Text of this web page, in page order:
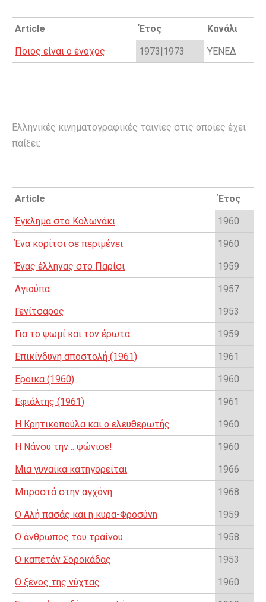
Article Έτος
Κανάλι
Ποιος είναι ο ένοχος
1973|1973 ΥΕΝΕΔ
Ελληνικές κινηματογραφικές ταινίες στις οποίες έχει
παίξει:
Article
Έτος
Έγκλημα στο Κολωνάκι
1960
Ένα κορίτσι σε περιμένει
1960
Ένας έλληνας στο Παρίσι
1959
Αγιούπα
1957
Γενίτσαρος
1953
Για το ψωμί και τον έρωτα
1959
Επικίνδυνη αποστολή (1961)
1961
Ερόικα (1960)
1960
Εφιάλτης (1961)
1961
Η Κρητικοπούλα και ο ελευθερωτής
1960
Η Νάνσυ την… ψώνισε!
1960
Μια γυναίκα κατηγορείται
1966
Μπροστά στην αγχόνη
1968
Ο Αλή πασάς και η κυρα-Φροσύνη
1959
Ο άνθρωπος του τραίνου
1958
Ο καπετάν Σοροκάδας
1953
Ο ξένος της νύχτας
1960